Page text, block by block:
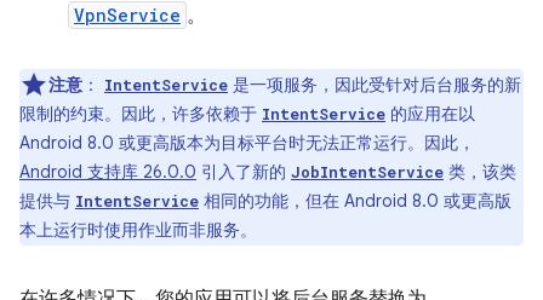
VpnService 。
注意 ： IntentService 是一项服务，因此受针对后台服务的新
限制的约束。因此，许多依赖于 IntentService 的应用在以
Android 8.0 或更高版本为目标平台时无法正常运行。因此，
Android 支持库 26.0.0 引入了新的 JobIntentService 类，该类
提供与 IntentService 相同的功能，但在 Android 8.0 或更高版
本上运行时使用作业而非服务。